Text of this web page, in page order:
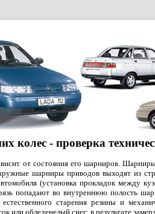
колес - проверка
от состояния его шарниров.
шарниры приводов выходят из
(установка прокладок между
попадают во внутреннюю полость
естественного старения резины и
или обледенелый снег; в результате